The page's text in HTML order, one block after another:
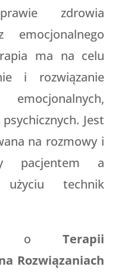
zdrowia
emocjonalnego
ma na celu
i rozwiązanie
Jest
na rozmowy i
pacjentem a
technik
oTerapii
Rozwiązaniach